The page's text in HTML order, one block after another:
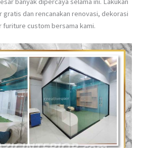
dan rencanakan renovasi, dekorasi
custom bersama kami.